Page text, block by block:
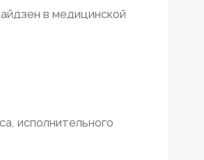
в медицинской
исполнительного